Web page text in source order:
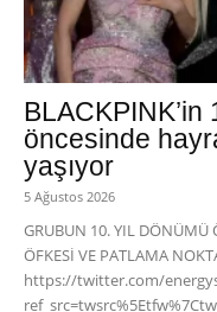
BLACKPINK’in
öncesinde
yaşıyor
5 Ağustos 2026
GRUBUN 10. YIL DÖNÜMÜ
ÖFKESİ VE PATLAMA
https://twitter.com/